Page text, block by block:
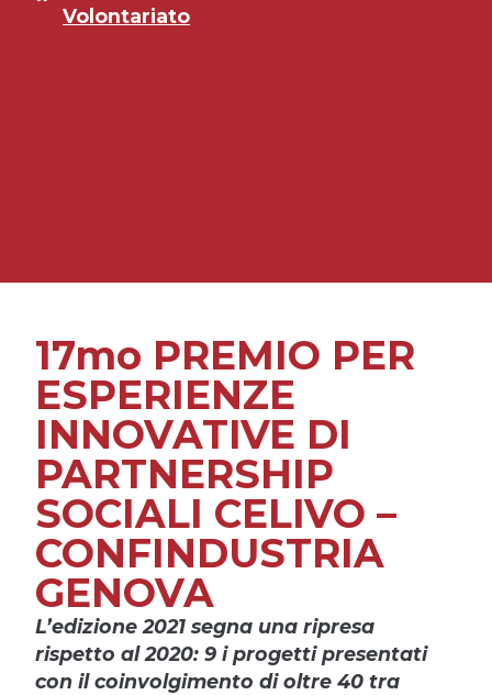
Volontariato
17mo PREMIO PER
ESPERIENZE
INNOVATIVE DI
PARTNERSHIP
SOCIALI CELIVO –
CONFINDUSTRIA
GENOVA
L’edizione 2021 segna una ripresa
rispetto al 2020: 9 i progetti presentati
con il coinvolgimento di oltre 40 tra